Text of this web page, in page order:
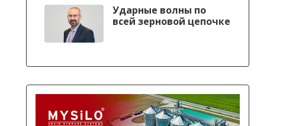
Ударные волны по
всей зерновой цепочке